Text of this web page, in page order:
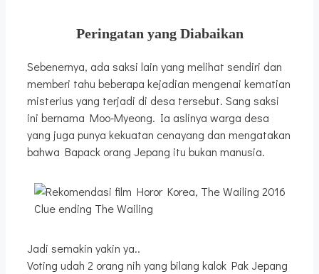
Peringatan yang Diabaikan
Sebenernya, ada saksi lain yang melihat sendiri dan
memberi tahu beberapa kejadian mengenai kematian
misterius yang terjadi di desa tersebut. Sang saksi
ini bernama Moo-Myeong. Ia aslinya warga desa
yang juga punya kekuatan cenayang dan mengatakan
bahwa Bapack orang Jepang itu bukan manusia.
Clue ending The Wailing
Jadi semakin yakin ya..
Voting udah 2 orang nih yang bilang kalok Pak Jepang